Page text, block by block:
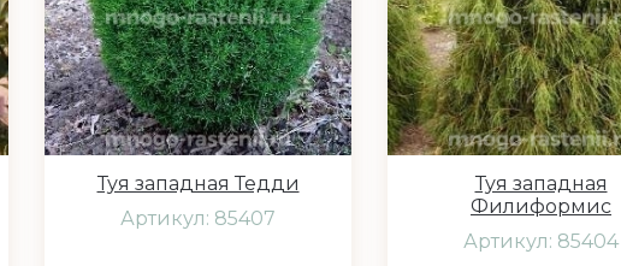
Туя западная Тедди
Артикул: 85407
Туя западная
Филиформис
Артикул: 85404